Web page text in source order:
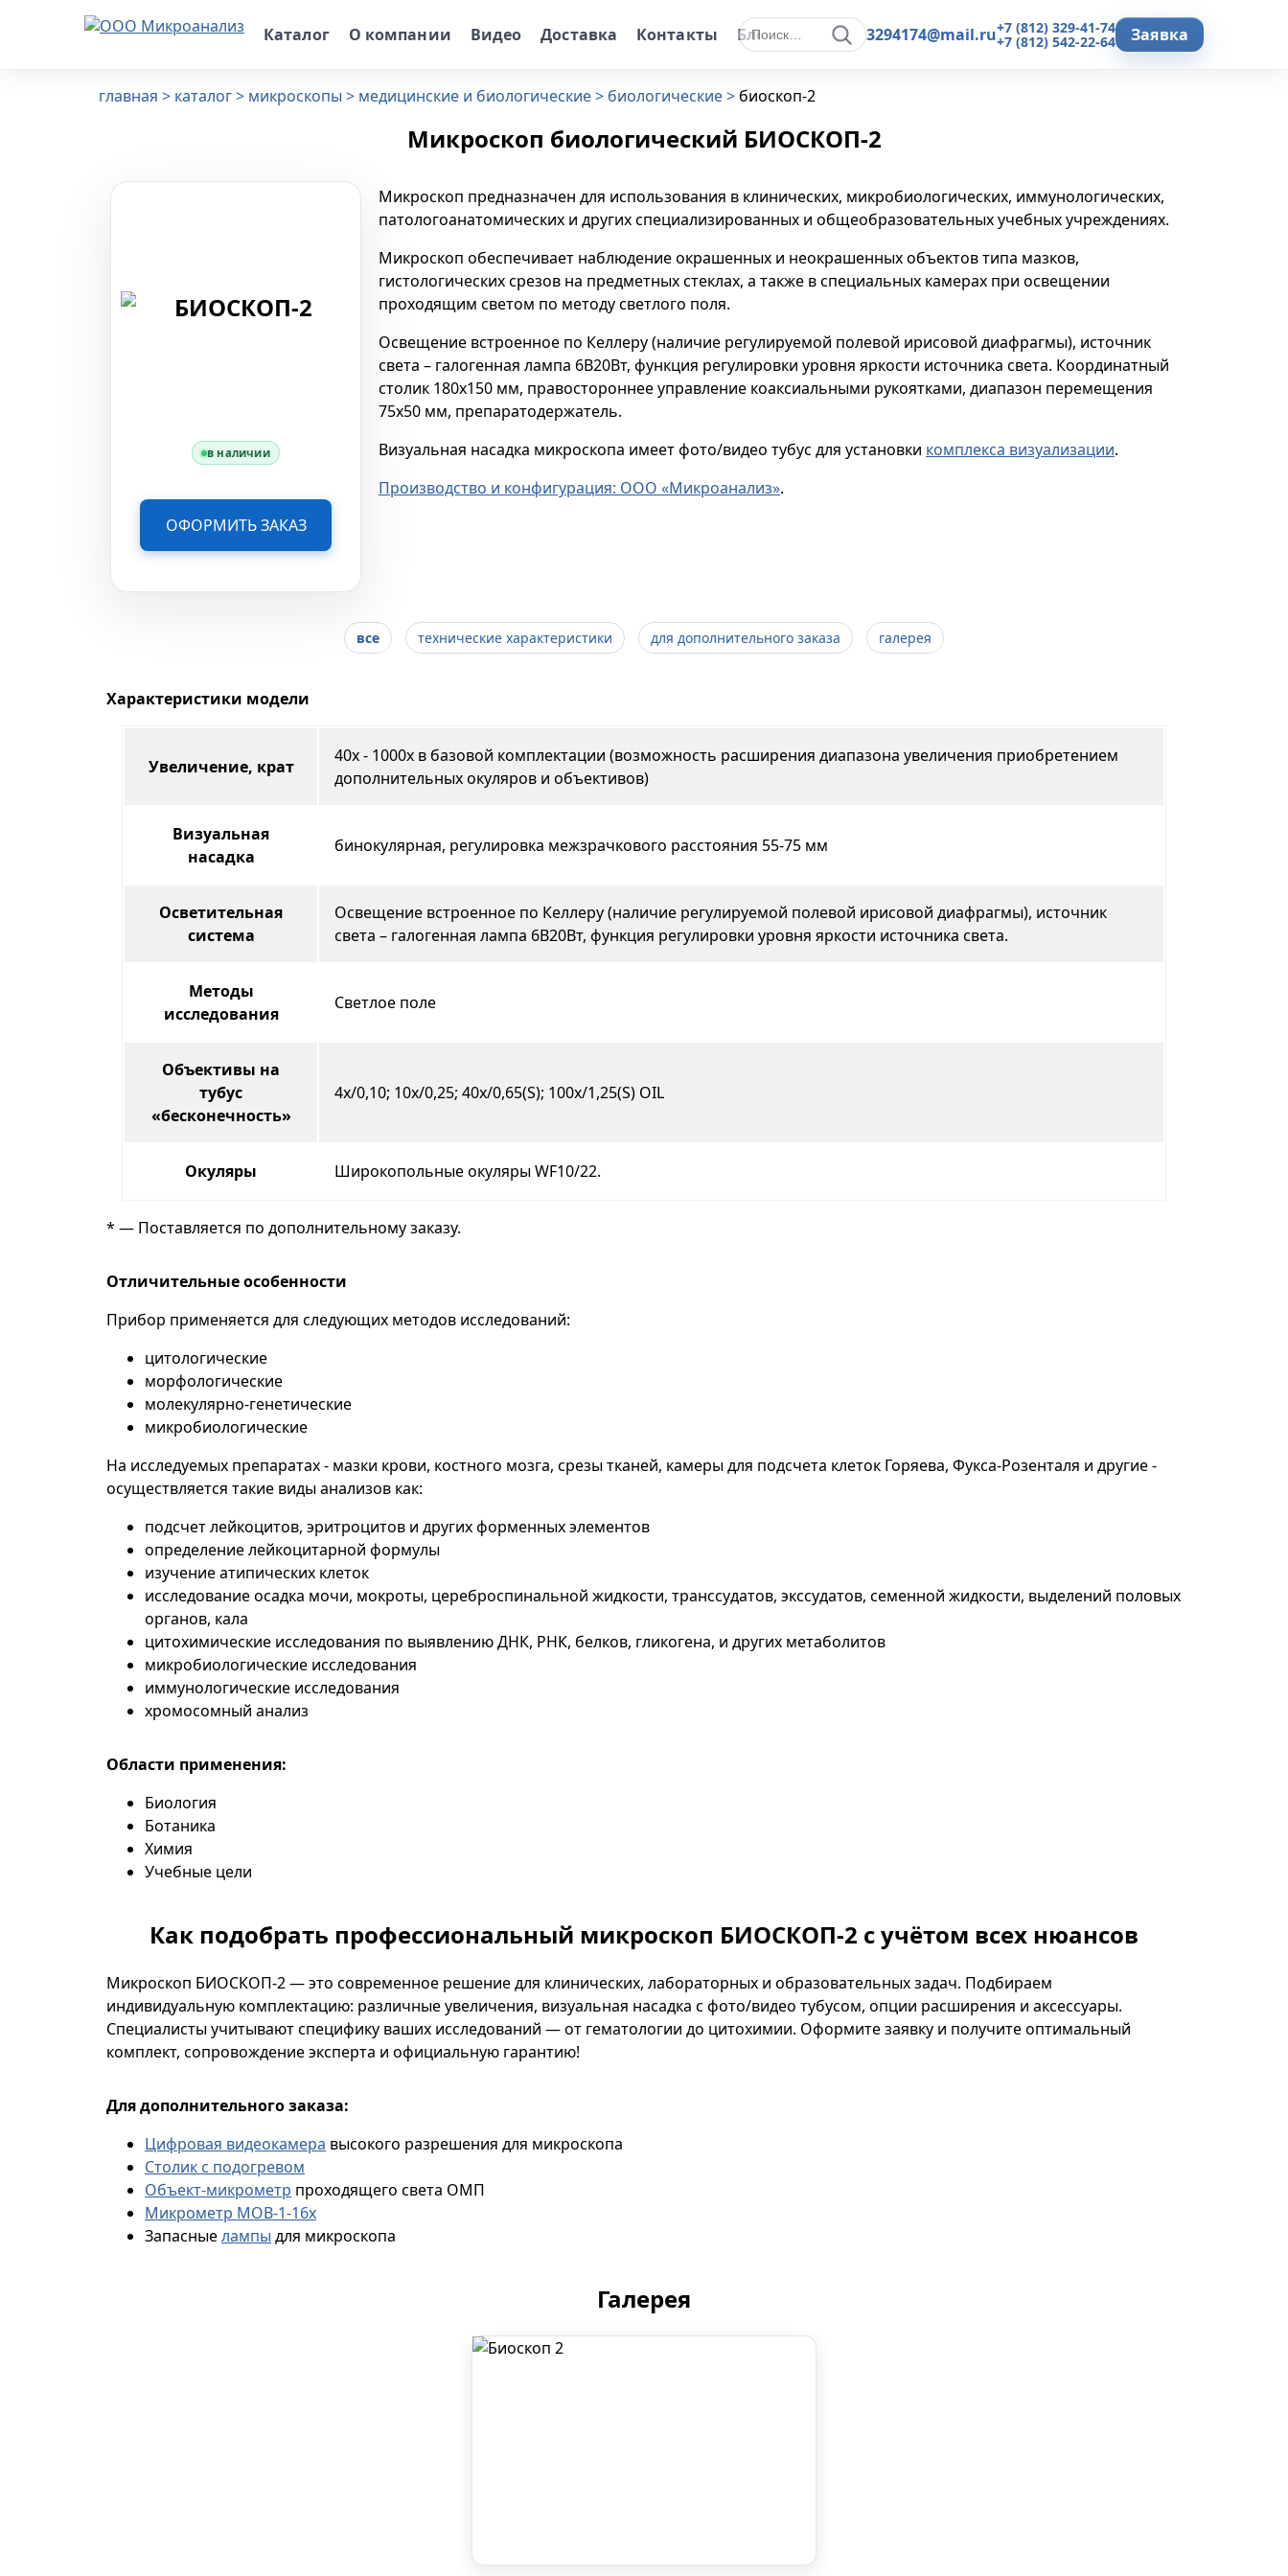
Каталог О компании Видео Доставка Контакты Блог
Поиск по сайту 3294174@mail.ru+7 (812) 329-41-74
+7 (812) 542-22-64 Заявка
главная каталог микроскопы медицинские и биологические биологические биоскоп-2
Микроскоп биологический БИОСКОП-2
в наличии
ОФОРМИТЬ ЗАКАЗ
Микроскоп предназначен для использования в клинических, микробиологических, иммунологических,
патологоанатомических и других специализированных и общеобразовательных учебных учреждениях.
Микроскоп обеспечивает наблюдение окрашенных и неокрашенных объектов типа мазков,
гистологических срезов на предметных стеклах, а также в специальных камерах при освещении
проходящим светом по методу светлого поля.
Освещение встроенное по Келлеру (наличие регулируемой полевой ирисовой диафрагмы), источник
света – галогенная лампа 6В20Вт, функция регулировки уровня яркости источника света. Координатный
столик 180х150 мм, правостороннее управление коаксиальными рукоятками, диапазон перемещения
75х50 мм, препаратодержатель.
Визуальная насадка микроскопа имеет фото/видео тубус для установки комплекса визуализации.
Производство и конфигурация: ООО «Микроанализ».
все технические характеристики для дополнительного заказа галерея
Характеристики модели
Увеличение, крат
40х - 1000х в базовой комплектации (возможность расширения диапазона увеличения приобретением
дополнительных окуляров и объективов)
Визуальная
насадка
бинокулярная, регулировка межзрачкового расстояния 55-75 мм
Осветительная
система
Освещение встроенное по Келлеру (наличие регулируемой полевой ирисовой диафрагмы), источник
света – галогенная лампа 6В20Вт, функция регулировки уровня яркости источника света.
Методы
исследования
Светлое поле
Объективы на
тубус
«бесконечность»
4х/0,10; 10х/0,25; 40х/0,65(S); 100х/1,25(S) OIL
Окуляры Широкопольные окуляры WF10/22.
* — Поставляется по дополнительному заказу.
Отличительные особенности
Прибор применяется для следующих методов исследований:
цитологические
морфологические
молекулярно-генетические
микробиологические
На исследуемых препаратах - мазки крови, костного мозга, срезы тканей, камеры для подсчета клеток Горяева, Фукса-Розенталя и другие -
осуществляется такие виды анализов как:
подсчет лейкоцитов, эритроцитов и других форменных элементов
определение лейкоцитарной формулы
изучение атипических клеток
исследование осадка мочи, мокроты, цереброспинальной жидкости, транссудатов, экссудатов, семенной жидкости, выделений половых
органов, кала
цитохимические исследования по выявлению ДНК, РНК, белков, гликогена, и других метаболитов
микробиологические исследования
иммунологические исследования
хромосомный анализ
Области применения:
Биология
Ботаника
Химия
Учебные цели
Как подобрать профессиональный микроскоп БИОСКОП-2 с учётом всех нюансов
Микроскоп БИОСКОП-2 — это современное решение для клинических, лабораторных и образовательных задач. Подбираем
индивидуальную комплектацию: различные увеличения, визуальная насадка с фото/видео тубусом, опции расширения и аксессуары.
Специалисты учитывают специфику ваших исследований — от гематологии до цитохимии. Оформите заявку и получите оптимальный
комплект, сопровождение эксперта и официальную гарантию!
Для дополнительного заказа:
Цифровая видеокамера высокого разрешения для микроскопа
Столик с подогревом
Объект-микрометр проходящего света ОМП
Микрометр МОВ-1-16х
Запасныелампы для микроскопа
Галерея